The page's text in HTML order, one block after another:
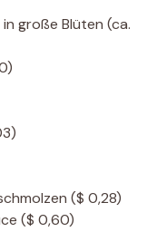
große Blüten (ca.
($ 0,28)
($ 0,60)